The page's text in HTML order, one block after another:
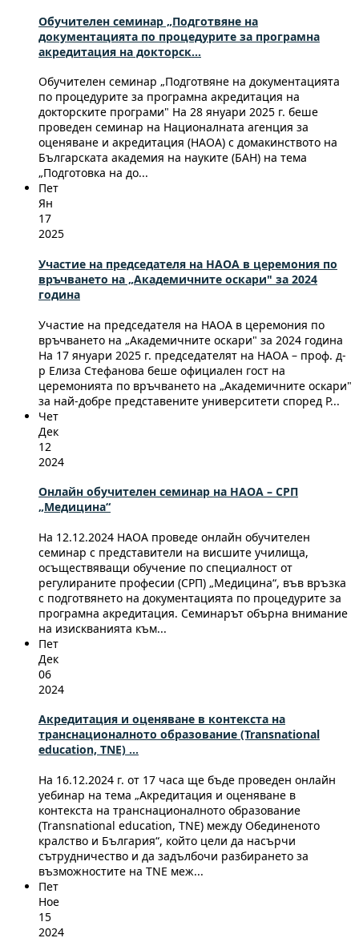
Обучителен семинар „Подготвяне на
документацията по процедурите за програмна
акредитация на докторск...
Обучителен семинар „Подготвяне на документацията
по процедурите за програмна акредитация на
докторските програми" На 28 януари 2025 г. беше
проведен семинар на Националната агенция за
оценяване и акредитация (НАОА) с домакинството на
Българската академия на науките (БАН) на тема
„Подготовка на до...
Пет
Ян
17
2025
Участие на председателя на НАОА в церемония по
връчването на „Академичните оскари" за 2024
година
Участие на председателя на НАОА в церемония по
връчването на „Академичните оскари" за 2024 година
На 17 януари 2025 г. председателят на НАОА – проф. д-
р Елиза Стефанова беше официален гост на
церемонията по връчването на „Академичните оскари"
за най-добре представените университети според Р...
Чет
Дек
12
2024
Онлайн обучителен семинар на НАОА – СРП
„Медицина“
На 12.12.2024 НАОА проведе онлайн обучителен
семинар с представители на висшите училища,
осъществяващи обучение по специалност от
регулираните професии (СРП) „Медицина“, във връзка
с подготвянето на документацията по процедурите за
програмна акредитация. Семинарът обърна внимание
на изискванията към...
Пет
Дек
06
2024
Акредитация и оценяване в контекста на
транснационалното образование (Transnational
education, TNE) ...
На 16.12.2024 г. от 17 часа ще бъде проведен онлайн
уебинар на тема „Акредитация и оценяване в
контекста на транснационалното образование
(Transnational education, TNE) между Обединеното
кралство и България“, който цели да насърчи
сътрудничество и да задълбочи разбирането за
възможностите на TNE меж...
Пет
Ное
15
2024